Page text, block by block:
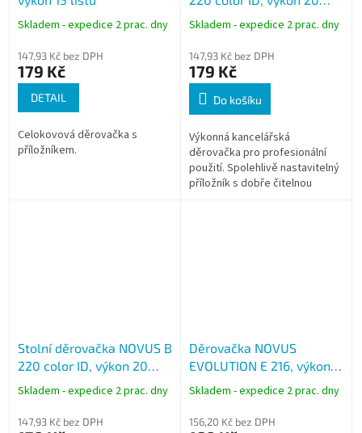
Skladem - expedice 2 prac. dny
147,93 Kč bez DPH
179 Kč
DETAIL
Celokovová děrovačka s
příložníkem.
listů, mátově zelená
Skladem - expedice 2 prac. dny
147,93 Kč bez DPH
179 Kč
Do košíku
Výkonná kancelářská
děrovačka pro profesionální
použití. Spolehlivě nastavitelný
příložník s dobře čitelnou
Stolní děrovačka NOVUS B
220 color ID, výkon 20
listů, světle fialová
Skladem - expedice 2 prac. dny
147,93 Kč bez DPH
Děrovačka NOVUS
EVOLUTION E 216, výkon
16 listů
Skladem - expedice 2 prac. dny
156,20 Kč bez DPH